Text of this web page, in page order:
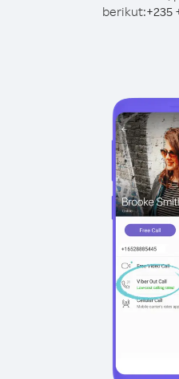
berikut:+235